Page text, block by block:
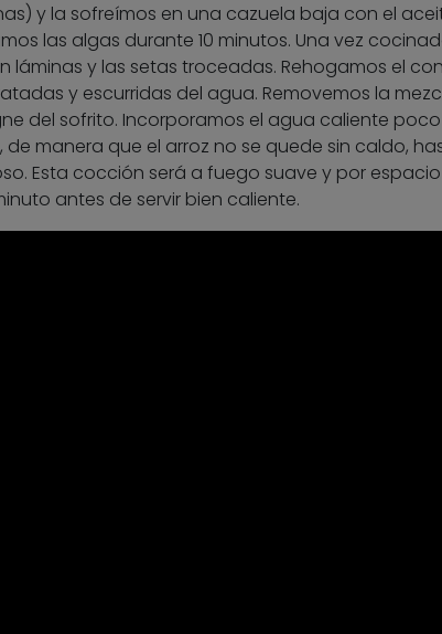
y la sofreímos en una cazuela baja con el
las algas durante 10 minutos. Una vez
láminas y las setas troceadas. Rehogamos el
y escurridas del agua. Removemos la
del sofrito. Incorporamos el agua caliente
manera que el arroz no se quede sin caldo,
Esta cocción será a fuego suave y por
antes de servir bien caliente.